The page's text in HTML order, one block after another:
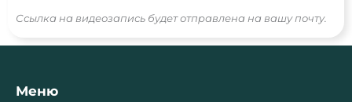
Ссылка на видеозапись будет отправлена на вашу почту.
Меню